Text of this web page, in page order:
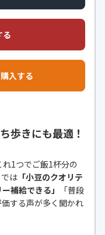
る
入する
歩きにも最適！
1つでご飯1杯分の
は 「小豆のクオリテ
補給できる」
「普段
する声が多く聞かれ